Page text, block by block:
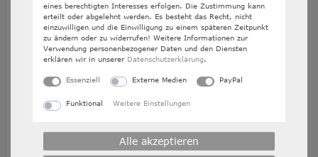
Öffnungszeiten
(1.Mai - 15. Sep)
Montag geschlossen
Dienstag geschlossen
Mittwoch 10 - 12 und 17 - 19 Uhr
Freitag 10 - 12 und 14 - 16 Uhr
eines berechtigten Interesses erfolgen. Die Zustimmung kann
erteilt oder abgelehnt werden. Es besteht das Recht, nicht
einzuwilligen und die Einwilligung zu einem späteren Zeitpunkt
zu ändern oder zu widerrufen! Weitere Informationen zur
Verwendung personenbezogener Daten und den Diensten
erklären wir in unserer Daten­schutz­erklärung
Essenziell Externe Medien PayPal
Funktional Weitere Einstellungen
Alle akzeptieren